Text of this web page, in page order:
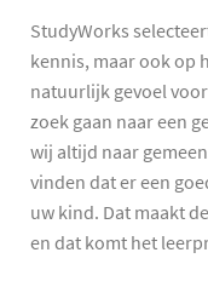
StudyWorks
kennis, maar ook op
natuurlijk gevoel
zoek gaan naar een
wij altijd naar
vinden dat er een
uw kind. Dat maakt
en dat komt het